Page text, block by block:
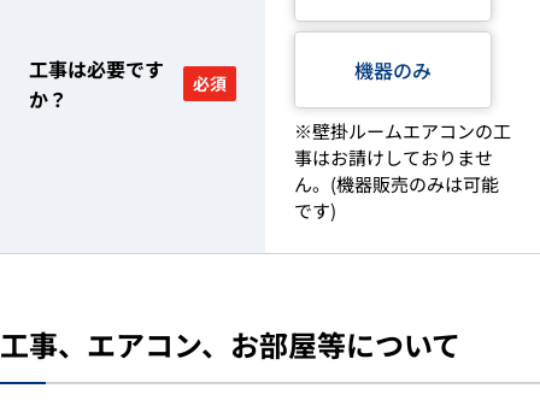
工事は必要です
か？
必須 機器のみ
※壁掛ルームエアコンの工
事はお請けしておりませ
ん。(機器販売のみは可能
です)
工事、エアコン、お部屋等について